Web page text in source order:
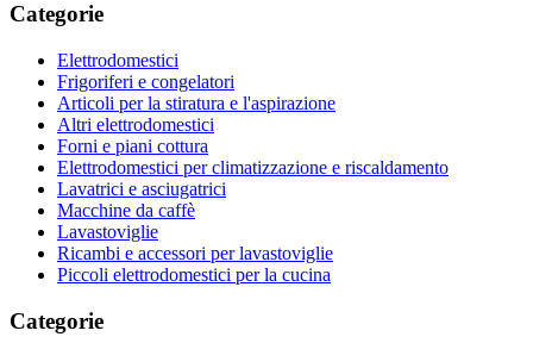
Categorie
Elettrodomestici
Frigoriferi e congelatori
Articoli per la stiratura e l'aspirazione
Altri elettrodomestici
Forni e piani cottura
Elettrodomestici per climatizzazione e riscaldamento
Lavatrici e asciugatrici
Macchine da caffè
Lavastoviglie
Ricambi e accessori per lavastoviglie
Piccoli elettrodomestici per la cucina
Categorie